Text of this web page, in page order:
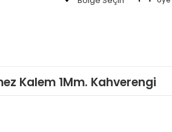
Kalem 1Mm. Kahverengi